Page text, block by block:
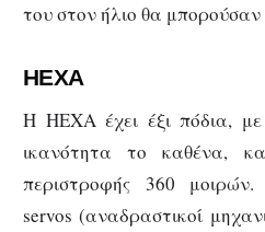
του στον ήλιο θα μπορούσαν
ΗΕΧΑ
Η HEXA έχει έξι πόδια,
ικανότητα το καθένα,
περιστροφής 360 μοιρών.
servos (αναδραστικοί